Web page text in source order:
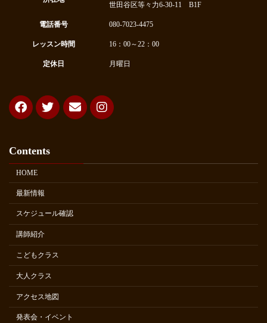
世田谷区等々力6-30-11 B1F
電話番号 080-7023-4475
レッスン時間 16：00～22：00
定休日 月曜日
Contents
HOME
最新情報
スケジュール確認
講師紹介
こどもクラス
大人クラス
アクセス地図
発表会・イベント